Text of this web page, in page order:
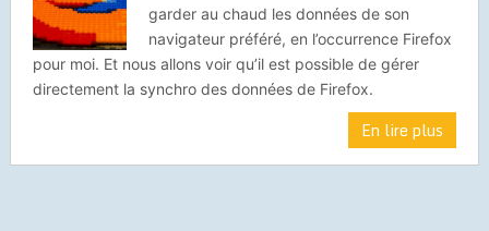
garder au chaud les données de son
navigateur préféré, en l’occurrence Firefox
pour moi. Et nous allons voir qu’il est possible de gérer
directement la synchro des données de Firefox.
En lire plus